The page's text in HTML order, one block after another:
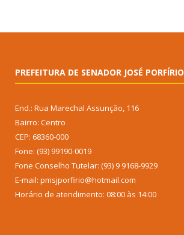
PREFEITURA DE SENADOR JOSÉ PORFÍRIO
End.: Rua Marechal Assunção, 116
Bairro: Centro
CEP: 68360-000
Fone: (93) 99190-0019
Fone Conselho Tutelar: (93) 9 9168-9929
E-mail: pmsjporfirio@hotmail.com
Horário de atendimento: 08:00 às 14:00